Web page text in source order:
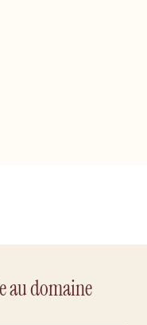
au domaine